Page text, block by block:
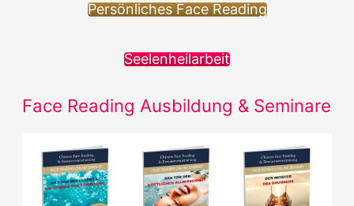
Persönliches Face Reading
Seelenheilarbeit
Face Reading Ausbildung & Seminare